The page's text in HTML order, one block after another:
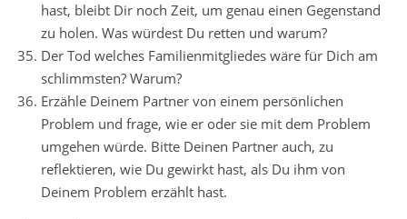
hast, bleibt Dir noch Zeit, um genau einen Gegenstand
zu holen. Was würdest Du retten und warum?
Der Tod welches Familienmitgliedes wäre für Dich am
schlimmsten? Warum?
Erzähle Deinem Partner von einem persönlichen
Problem und frage, wie er oder sie mit dem Problem
umgehen würde. Bitte Deinen Partner auch, zu
reflektieren, wie Du gewirkt hast, als Du ihm von
Deinem Problem erzählt hast.